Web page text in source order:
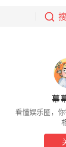
幕
看懂娱乐圈，